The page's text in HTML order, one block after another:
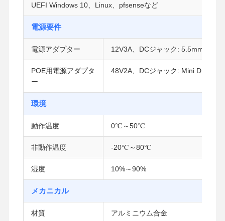
品質管理
産業小型PC
1UラックマウントPC
POE ミニ PC
NAS ミニPC
セルロンミニPC
コアミニPC
オフィスミニPC
UEFI Windows 10、Linux、pfsenseなど
電源要件
電源アダプター 12V3A、DCジャック: 5.5mm/
POE用電源アダプタ
ー
48V2A、DCジャック: Mini DIN (オ
環境
動作温度 0℃～50℃
非動作温度 -20℃～80℃
湿度 10%～90%
メカニカル
材質 アルミニウム合金